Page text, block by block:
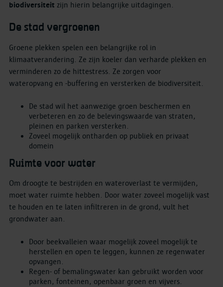
biodiversiteit zijn hierin belangrijke uitdagingen.
De stad vergroenen
Groene plekken spelen een belangrijke rol in
klimaatverandering. Ze zijn koeler dan verharde plekken en
verminderen zo de hittestress. Ze zorgen voor
wateropvang en -buffering en versterken de biodiversiteit.
De stad wil het aanwezige groen beschermen en
verbeteren en zo de belevingswaarde van straten,
pleinen en parken versterken.
Zoveel mogelijk ontharden op publiek en privaat
domein
Ruimte voor water
Om droogte te bestrijden en wateroverlast te vermijden,
moet water ruimte hebben. Door water zoveel mogelijk vast
te houden en te laten infiltreren in de grond, vult het
grondwater aan.
Door beekvalleien waar mogelijk zoveel mogelijk te
herstellen en open te leggen, kunnen ze regenwater
opvangen.
Regen- of bemalingswater kan gebruikt worden voor
parken, fonteinen, openbaar groen en vijvers.